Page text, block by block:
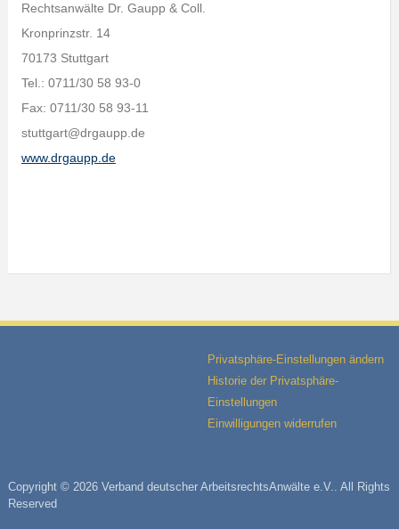
Rechtsanwälte Dr. Gaupp & Coll.
Kronprinzstr. 14
70173 Stuttgart
Tel.: 0711/30 58 93-0
Fax: 0711/30 58 93-11
stuttgart@drgaupp.de
www.drgaupp.de
Privatsphäre-Einstellungen ändern
Historie der Privatsphäre-
Einstellungen
Einwilligungen widerrufen
Copyright © 2026 Verband deutscher ArbeitsrechtsAnwälte e.V.. All Rights
Reserved